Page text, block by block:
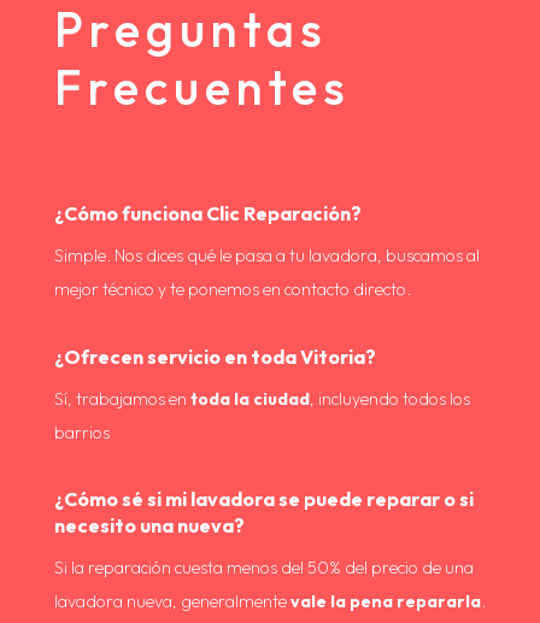
Preguntas
Frecuentes
¿Cómo funciona Clic Reparación?
Simple. Nos dices qué le pasa a tu lavadora, buscamos al
mejor técnico y te ponemos en contacto directo.
¿Ofrecen servicio en toda Vitoria?
Sí, trabajamos en toda la ciudad, incluyendo todos los
barrios
¿Cómo sé si mi lavadora se puede reparar o si
necesito una nueva?
Si la reparación cuesta menos del 50% del precio de una
lavadora nueva, generalmentevale la pena repararla.